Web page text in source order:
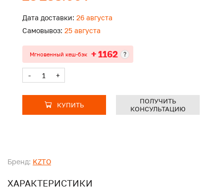
Бренд: KZTO
ХАРАКТЕРИСТИКИ
Дата доставки: 26 августа
Самовывоз: 25 августа
Мгновенный кеш-бэк + 1162 ?
- +
КУПИТЬ
ПОЛУЧИТЬ
КОНСУЛЬТАЦИЮ